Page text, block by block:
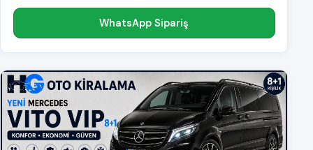
WhatsApp Sipariş